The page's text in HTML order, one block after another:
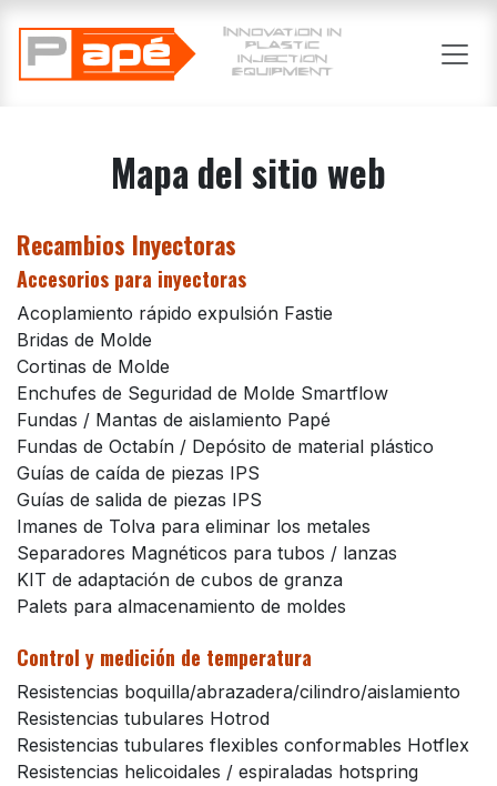
Mapa del sitio web
Recambios Inyectoras
Accesorios para inyectoras
Acoplamiento rápido expulsión Fastie
Bridas de Molde
Cortinas de Molde
Enchufes de Seguridad de Molde Smartflow
Fundas / Mantas de aislamiento Papé
Fundas de Octabín / Depósito de material plástico
Guías de caída de piezas IPS
Guías de salida de piezas IPS
Imanes de Tolva para eliminar los metales
Separadores Magnéticos para tubos / lanzas
KIT de adaptación de cubos de granza
Palets para almacenamiento de moldes
Control y medición de temperatura
Resistencias boquilla/abrazadera/cilindro/aislamiento
Resistencias tubulares Hotrod
Resistencias tubulares flexibles conformables Hotflex
Resistencias helicoidales / espiraladas hotspring